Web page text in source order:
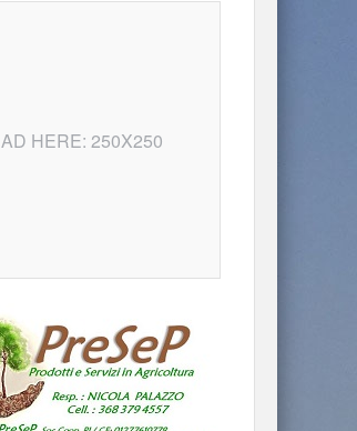
AD HERE: 250X250